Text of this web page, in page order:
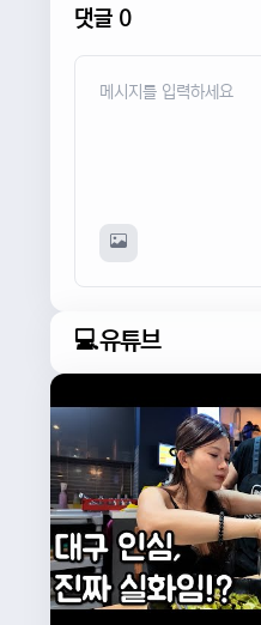
댓글 0
💻유튜브